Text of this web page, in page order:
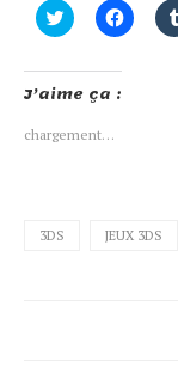
Cliquez
pour
Twitter(ouvre
dans
une
fenêtre)
Cliquez
pour
J’aime ça :
chargement…
3DS JEUX 3DS